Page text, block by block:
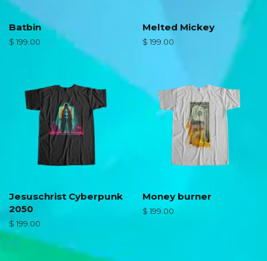
Batbin
Precio
$ 199.00
Melted Mickey
Precio
$ 199.00
Jesuschrist Cyberpunk
2050
Precio
habitual
$ 199.00
Money burner
Precio
$ 199.00